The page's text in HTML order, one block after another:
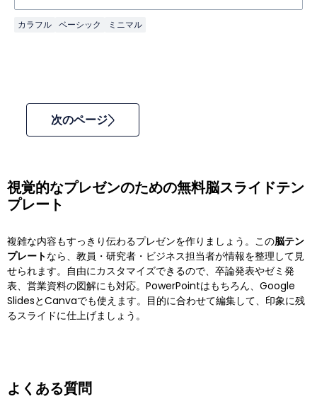
カラフル ベーシック ミニマル
次のページ
視覚的なプレゼンのための無料脳スライドテン
プレート
複雑な内容もすっきり伝わるプレゼンを作りましょう。この脳テン
プレートなら、教員・研究者・ビジネス担当者が情報を整理して見
せられます。自由にカスタマイズできるので、卒論発表やゼミ発
表、営業資料の図解にも対応。PowerPointはもちろん、Google
SlidesとCanvaでも使えます。目的に合わせて編集して、印象に残
るスライドに仕上げましょう。
よくある質問